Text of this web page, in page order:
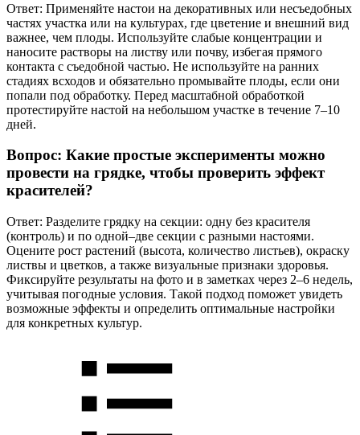
Ответ: Применяйте настои на декоративных или несъедобных
частях участка или на культурах, где цветение и внешний вид
важнее, чем плоды. Используйте слабые концентрации и
наносите растворы на листву или почву, избегая прямого
контакта с съедобной частью. Не используйте на ранних
стадиях всходов и обязательно промывайте плоды, если они
попали под обработку. Перед масштабной обработкой
протестируйте настой на небольшом участке в течение 7–10
дней.
Вопрос: Какие простые эксперименты можно
провести на грядке, чтобы проверить эффект
красителей?
Ответ: Разделите грядку на секции: одну без красителя
(контроль) и по одной–две секции с разными настоями.
Оцените рост растений (высота, количество листьев), окраску
листвы и цветков, а также визуальные признаки здоровья.
Фиксируйте результаты на фото и в заметках через 2–6 недель,
учитывая погодные условия. Такой подход поможет увидеть
возможные эффекты и определить оптимальные настройки
для конкретных культур.